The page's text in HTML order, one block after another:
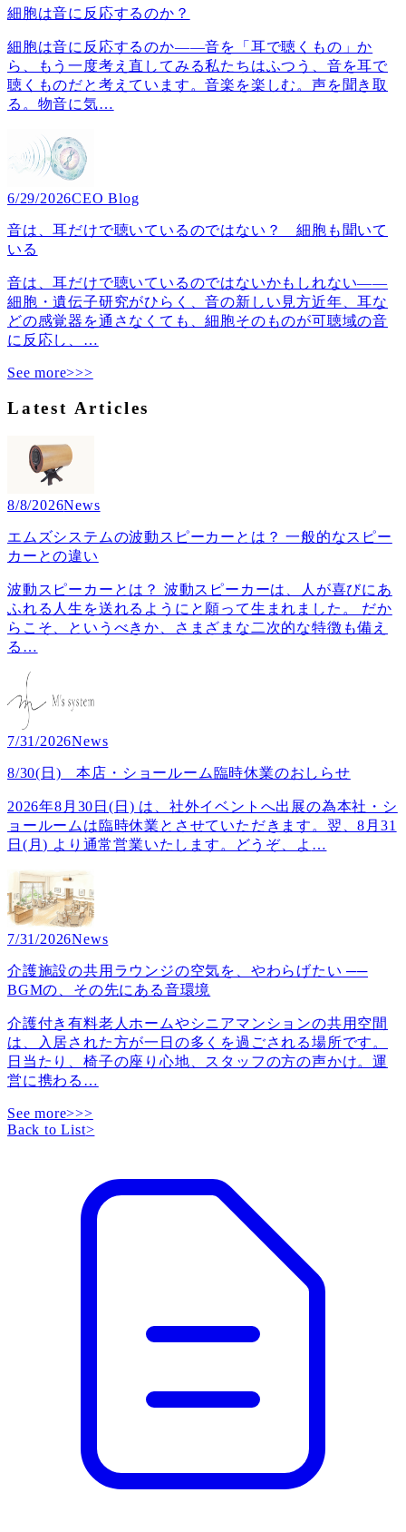
細胞は音に反応するのか？
細胞は音に反応するのか――音を「耳で聴くもの」か
ら、もう一度考え直してみる私たちはふつう、音を耳で
聴くものだと考えています。音楽を楽しむ。声を聞き取
る。物音に気…
6/29/2026CEO Blog
音は、耳だけで聴いているのではない？ 細胞も聞いて
いる
音は、耳だけで聴いているのではないかもしれない――
細胞・遺伝子研究がひらく、音の新しい見方近年、耳な
どの感覚器を通さなくても、細胞そのものが可聴域の音
に反応し、 …
See more>>>
Latest Articles
8/8/2026News
エムズシステムの波動スピーカーとは？ 一般的なスピー
カーとの違い
波動スピーカーとは？ 波動スピーカーは、人が喜びにあ
ふれる人生を送れるようにと願って生まれました。 だか
らこそ、というべきか、さまざまな二次的な特徴も備え
る …
7/31/2026News
8/30(日) 本店・ショールーム臨時休業のおしらせ
2026年8月30日(日) は、社外イベントへ出展の為本社・シ
ョールームは臨時休業とさせていただきます。翌、8月31
日(月) より通常営業いたします。どうぞ、よ …
7/31/2026News
介護施設の共用ラウンジの空気を、やわらげたい ──
BGMの、その先にある音環境
介護付き有料老人ホームやシニアマンションの共用空間
は、入居された方が一日の多くを過ごされる場所です。
日当たり、椅子の座り心地、スタッフの方の声かけ。運
営に携わる …
See more>>>
Back to List>